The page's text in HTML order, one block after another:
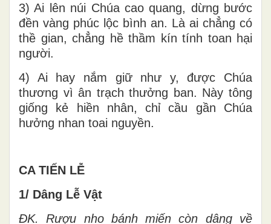
3) Ai lên núi Chúa cao quang, dừng bước
đền vàng phúc lộc bình an. Là ai chẳng có
thề gian, chẳng hề thầm kín tính toan hại
người.
4) Ai hay nắm giữ như y, được Chúa
thương vì ân trạch thưởng ban. Này tông
giống kẻ hiền nhân, chỉ cầu gần Chúa
hưởng nhan toai nguyền.
CA TIẾN LỄ
1/ Dâng Lễ Vật
ĐK. Rượu nho bánh miến còn dâng về